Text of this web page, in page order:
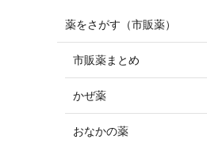
薬をさがす（市販薬）
市販薬まとめ
かぜ薬
おなかの薬